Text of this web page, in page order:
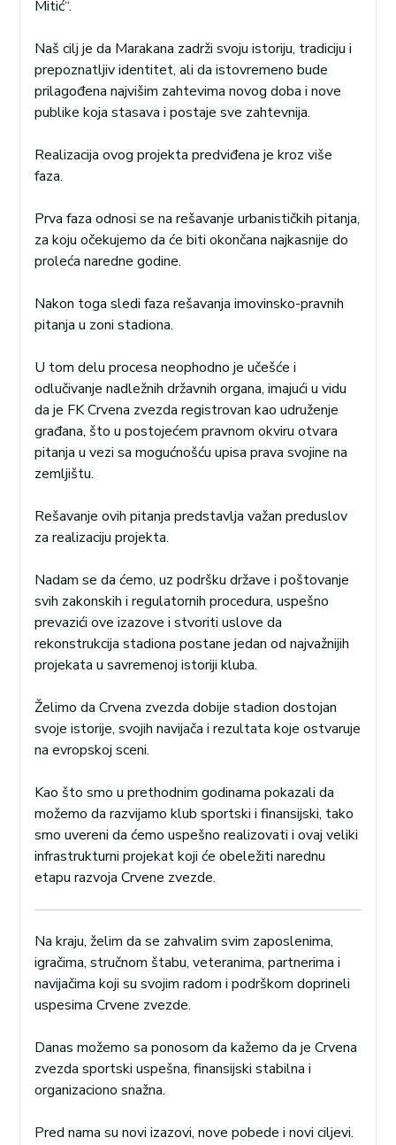
Mitić“.
Naš cilj je da Marakana zadrži svoju istoriju, tradiciju i
prepoznatljiv identitet, ali da istovremeno bude
prilagođena najvišim zahtevima novog doba i nove
publike koja stasava i postaje sve zahtevnija.
Realizacija ovog projekta predviđena je kroz više
faza.
Prva faza odnosi se na rešavanje urbanističkih pitanja,
za koju očekujemo da će biti okončana najkasnije do
proleća naredne godine.
Nakon toga sledi faza rešavanja imovinsko-pravnih
pitanja u zoni stadiona.
U tom delu procesa neophodno je učešće i
odlučivanje nadležnih državnih organa, imajući u vidu
da je FK Crvena zvezda registrovan kao udruženje
građana, što u postojećem pravnom okviru otvara
pitanja u vezi sa mogućnošću upisa prava svojine na
zemljištu.
Rešavanje ovih pitanja predstavlja važan preduslov
za realizaciju projekta.
Nadam se da ćemo, uz podršku države i poštovanje
svih zakonskih i regulatornih procedura, uspešno
prevazići ove izazove i stvoriti uslove da
rekonstrukcija stadiona postane jedan od najvažnijih
projekata u savremenoj istoriji kluba.
Želimo da Crvena zvezda dobije stadion dostojan
svoje istorije, svojih navijača i rezultata koje ostvaruje
na evropskoj sceni.
Kao što smo u prethodnim godinama pokazali da
možemo da razvijamo klub sportski i finansijski, tako
smo uvereni da ćemo uspešno realizovati i ovaj veliki
infrastrukturni projekat koji će obeležiti narednu
etapu razvoja Crvene zvezde.
Na kraju, želim da se zahvalim svim zaposlenima,
igračima, stručnom štabu, veteranima, partnerima i
navijačima koji su svojim radom i podrškom doprineli
uspesima Crvene zvezde.
Danas možemo sa ponosom da kažemo da je Crvena
zvezda sportski uspešna, finansijski stabilna i
organizaciono snažna.
Pred nama su novi izazovi, nove pobede i novi ciljevi.